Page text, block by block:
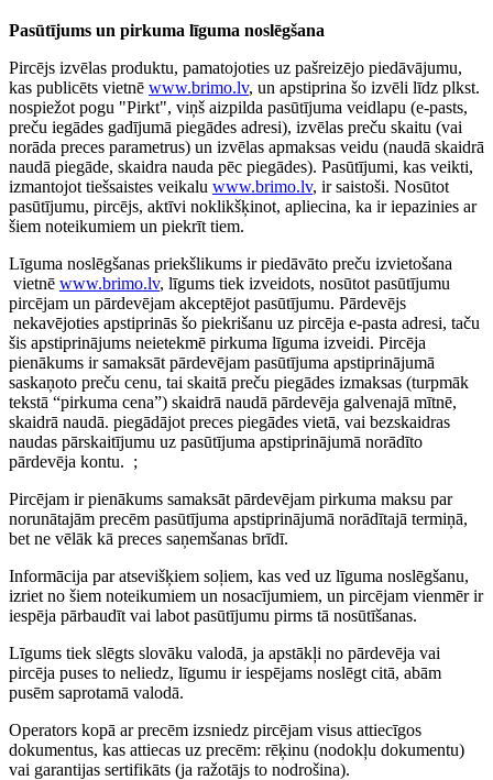
Pasūtījums un pirkuma līguma noslēgšana
Pircējs izvēlas produktu, pamatojoties uz pašreizējo piedāvājumu,
kas publicēts vietnē www.brimo.lv, un apstiprina šo izvēli līdz plkst.
nospiežot pogu "Pirkt", viņš aizpilda pasūtījuma veidlapu (e-pasts,
preču iegādes gadījumā piegādes adresi), izvēlas preču skaitu (vai
norāda preces parametrus) un izvēlas apmaksas veidu (naudā skaidrā
naudā piegāde, skaidra nauda pēc piegādes). Pasūtījumi, kas veikti,
izmantojot tiešsaistes veikalu www.brimo.lv, ir saistoši. Nosūtot
pasūtījumu, pircējs, aktīvi noklikšķinot, apliecina, ka ir iepazinies ar
šiem noteikumiem un piekrīt tiem.
Līguma noslēgšanas priekšlikums ir piedāvāto preču izvietošana
vietnē www.brimo.lv, līgums tiek izveidots, nosūtot pasūtījumu
pircējam un pārdevējam akceptējot pasūtījumu. Pārdevējs
nekavējoties apstiprinās šo piekrišanu uz pircēja e-pasta adresi, taču
šis apstiprinājums neietekmē pirkuma līguma izveidi. Pircēja
pienākums ir samaksāt pārdevējam pasūtījuma apstiprinājumā
saskaņoto preču cenu, tai skaitā preču piegādes izmaksas (turpmāk
tekstā “pirkuma cena”) skaidrā naudā pārdevēja galvenajā mītnē,
skaidrā naudā. piegādājot preces piegādes vietā, vai bezskaidras
naudas pārskaitījumu uz pasūtījuma apstiprinājumā norādīto
pārdevēja kontu. ;
Pircējam ir pienākums samaksāt pārdevējam pirkuma maksu par
norunātajām precēm pasūtījuma apstiprinājumā norādītajā termiņā,
bet ne vēlāk kā preces saņemšanas brīdī.
Informācija par atsevišķiem soļiem, kas ved uz līguma noslēgšanu,
izriet no šiem noteikumiem un nosacījumiem, un pircējam vienmēr ir
iespēja pārbaudīt vai labot pasūtījumu pirms tā nosūtīšanas.
Līgums tiek slēgts slovāku valodā, ja apstākļi no pārdevēja vai
pircēja puses to neliedz, līgumu ir iespējams noslēgt citā, abām
pusēm saprotamā valodā.
Operators kopā ar precēm izsniedz pircējam visus attiecīgos
dokumentus, kas attiecas uz precēm: rēķinu (nodokļu dokumentu)
vai garantijas sertifikāts (ja ražotājs to nodrošina).